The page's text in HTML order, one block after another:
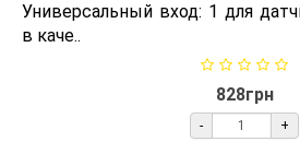
Универсальный вход: 1 для
в каче..
828грн
- +